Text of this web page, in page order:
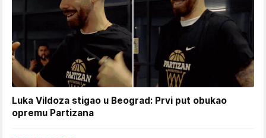
Luka Vildoza stigao u Beograd: Prvi put obukao
opremu Partizana